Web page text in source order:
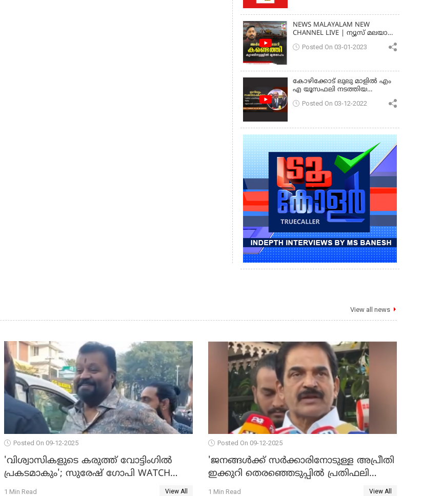
NEWS MALAYALAM NEW
CHANNEL LIVE | ന്യൂസ് മലയാളം
MALAYALAM
Posted On 03-01-2023
കോഴിക്കോട് ലുലു മാളിൽ എം
എ യൂസഫലി നടത്തിയ
പ്രസംഗം
Posted On 03-12-2022
View all news
Posted On 09-12-2025
'വിശ്വാസികളുടെ കരുത്ത് വോട്ടിംഗില്‍
പ്രകടമാകും'; സുരേഷ് ഗോപി WATCH
VIDEO
1 Min Read View All
Posted On 09-12-2025
'ജനങ്ങള്‍ക്ക് സര്‍ക്കാരിനോടുള്ള അപ്രീതി
ഇക്കുറി തെരഞ്ഞെടുപ്പില്‍ പ്രതിഫലിക്കും';
കെ.സി വേണുഗോപാല്‍ WATCH VIDEO
1 Min Read View All